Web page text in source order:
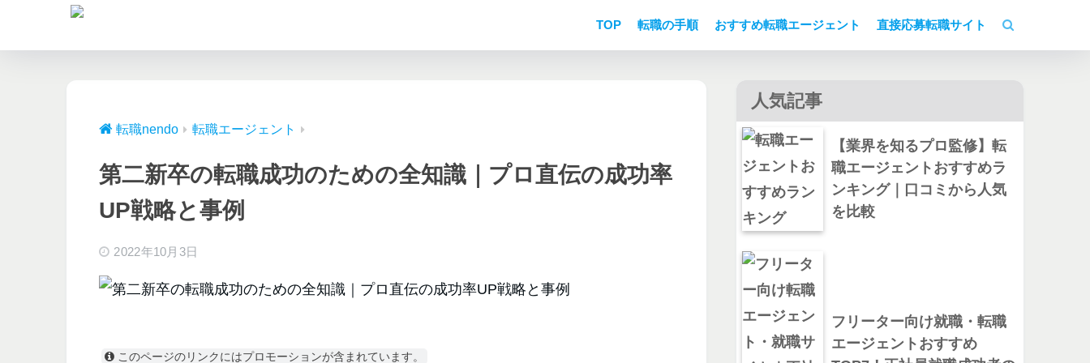
TOP 転職の手順 おすすめ転職エージェント 直接応募転職サイト
転職nendo 転職エージェント
第二新卒の転職成功のための全知識｜プロ直伝の成功率
UP戦略と事例
2022年10月3日
このページのリンクにはプロモーションが含まれています。
人気記事
【業界を知るプロ監修】転
職エージェントおすすめラ
ンキング｜口コミから人気
を比較
フリーター向け就職・転職
エージェントおすすめ